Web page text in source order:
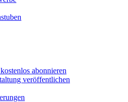
abonnieren
veröffentlichen